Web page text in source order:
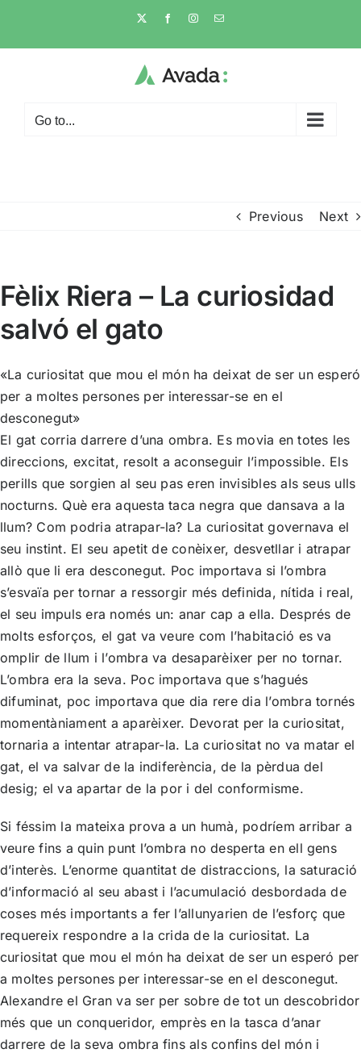
content
X FacebookInstagramEmail
Go to...
Previous Next
Fèlix Riera – La curiosidad
salvó el gato
«La curiositat que mou el món ha deixat de ser un esperó
per a moltes persones per interessar-se en el
desconegut»
El gat corria darrere d’una ombra. Es movia en totes les
direccions, excitat, resolt a aconseguir l’impossible. Els
perills que sorgien al seu pas eren invisibles als seus ulls
nocturns. Què era aquesta taca negra que dansava a la
llum? Com podria atrapar-la? La curiositat governava el
seu instint. El seu apetit de conèixer, desvetllar i atrapar
allò que li era desconegut. Poc importava si l’ombra
s’esvaïa per tornar a ressorgir més definida, nítida i real,
el seu impuls era només un: anar cap a ella. Després de
molts esforços, el gat va veure com l’habitació es va
omplir de llum i l’ombra va desaparèixer per no tornar.
L’ombra era la seva. Poc importava que s’hagués
difuminat, poc importava que dia rere dia l’ombra tornés
momentàniament a aparèixer. Devorat per la curiositat,
tornaria a intentar atrapar-la. La curiositat no va matar el
gat, el va salvar de la indiferència, de la pèrdua del
desig; el va apartar de la por i del conformisme.
Si féssim la mateixa prova a un humà, podríem arribar a
veure fins a quin punt l’ombra no desperta en ell gens
d’interès. L’enorme quantitat de distraccions, la saturació
d’informació al seu abast i l’acumulació desbordada de
coses més importants a fer l’allunyarien de l’esforç que
requereix respondre a la crida de la curiositat. La
curiositat que mou el món ha deixat de ser un esperó per
a moltes persones per interessar-se en el desconegut.
Alexandre el Gran va ser per sobre de tot un descobridor
més que un conqueridor, emprès en la tasca d’anar
darrere de la seva ombra fins als confins del món i